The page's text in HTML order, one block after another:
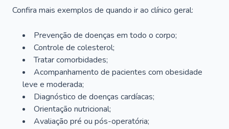
Confira mais exemplos de quando ir ao clínico geral:
Prevenção de doenças em todo o corpo;
Controle de colesterol;
Tratar comorbidades;
Acompanhamento de pacientes com obesidade
leve e moderada;
Diagnóstico de doenças cardíacas;
Orientação nutricional;
Avaliação pré ou pós-operatória;